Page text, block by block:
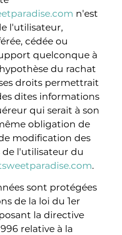
n'est
l'utilisateur,
cédée ou
quelconque à
du rachat
droits permettrait
dites informations
qui serait à son
obligation de
modification des
de l'utilisateur du
.
sont protégées
de la loi du 1er
la directive
relative à la